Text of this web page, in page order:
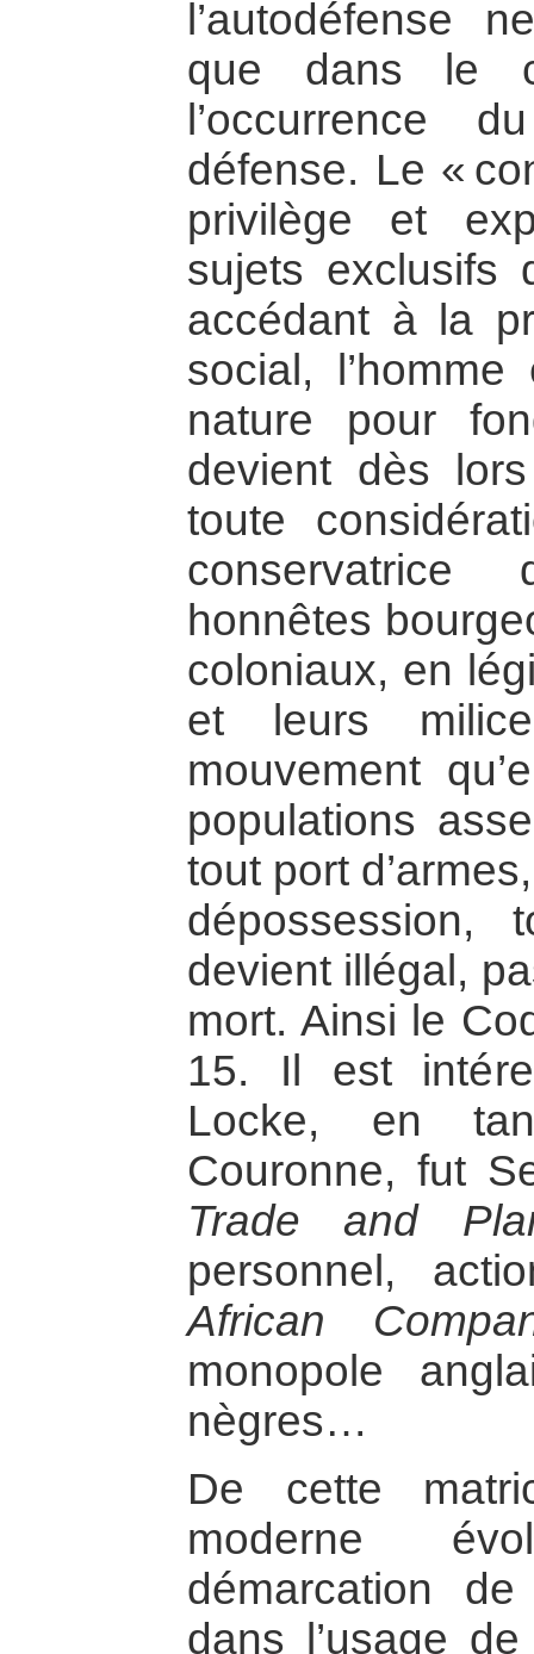
l’autodéfense
que dans le
l’occurrence
défense. Le «
privilège et
sujets exclusifs
accédant à la
social,
nature pour
devient dès
toute
honnêtes
coloniaux, en
et leurs
mouvement
populations
tout port
devient illégal,
mort. Ainsi le
15. Il est
Locke, en
Couronne, fut
Trade and
personnel,
African
monopole
nègres…
De cette
moderne
démarcation
dans l’usage